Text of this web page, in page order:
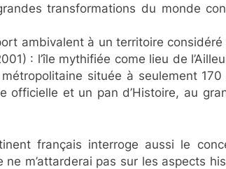
transformations du monde
ambivalent à un territoire
: l’île mythifiée come lieu de
située à seulement
et un pan d’Histoire, au
français interroge aussi le
m’attarderai pas sur les aspects